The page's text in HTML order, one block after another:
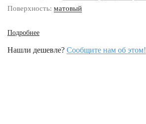
Поверхность: матовый
Подробнее
Нашли дешевле? Сообщите нам об этом!